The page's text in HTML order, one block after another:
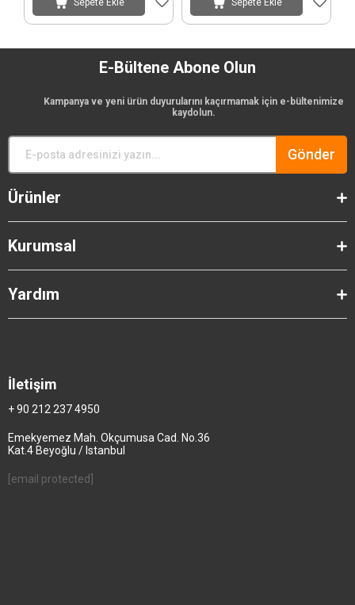
E-Bültene Abone Olun
Kampanya ve yeni ürün duyurularını kaçırmamak için e-bültenimize
kaydolun.
Gönder
Ürünler
Kurumsal
Yardım
İletişim
+ 90 212 237 4950
Emekyemez Mah. Okçumusa Cad. No.36
Kat.4 Beyoğlu / Istanbul
[email protected]